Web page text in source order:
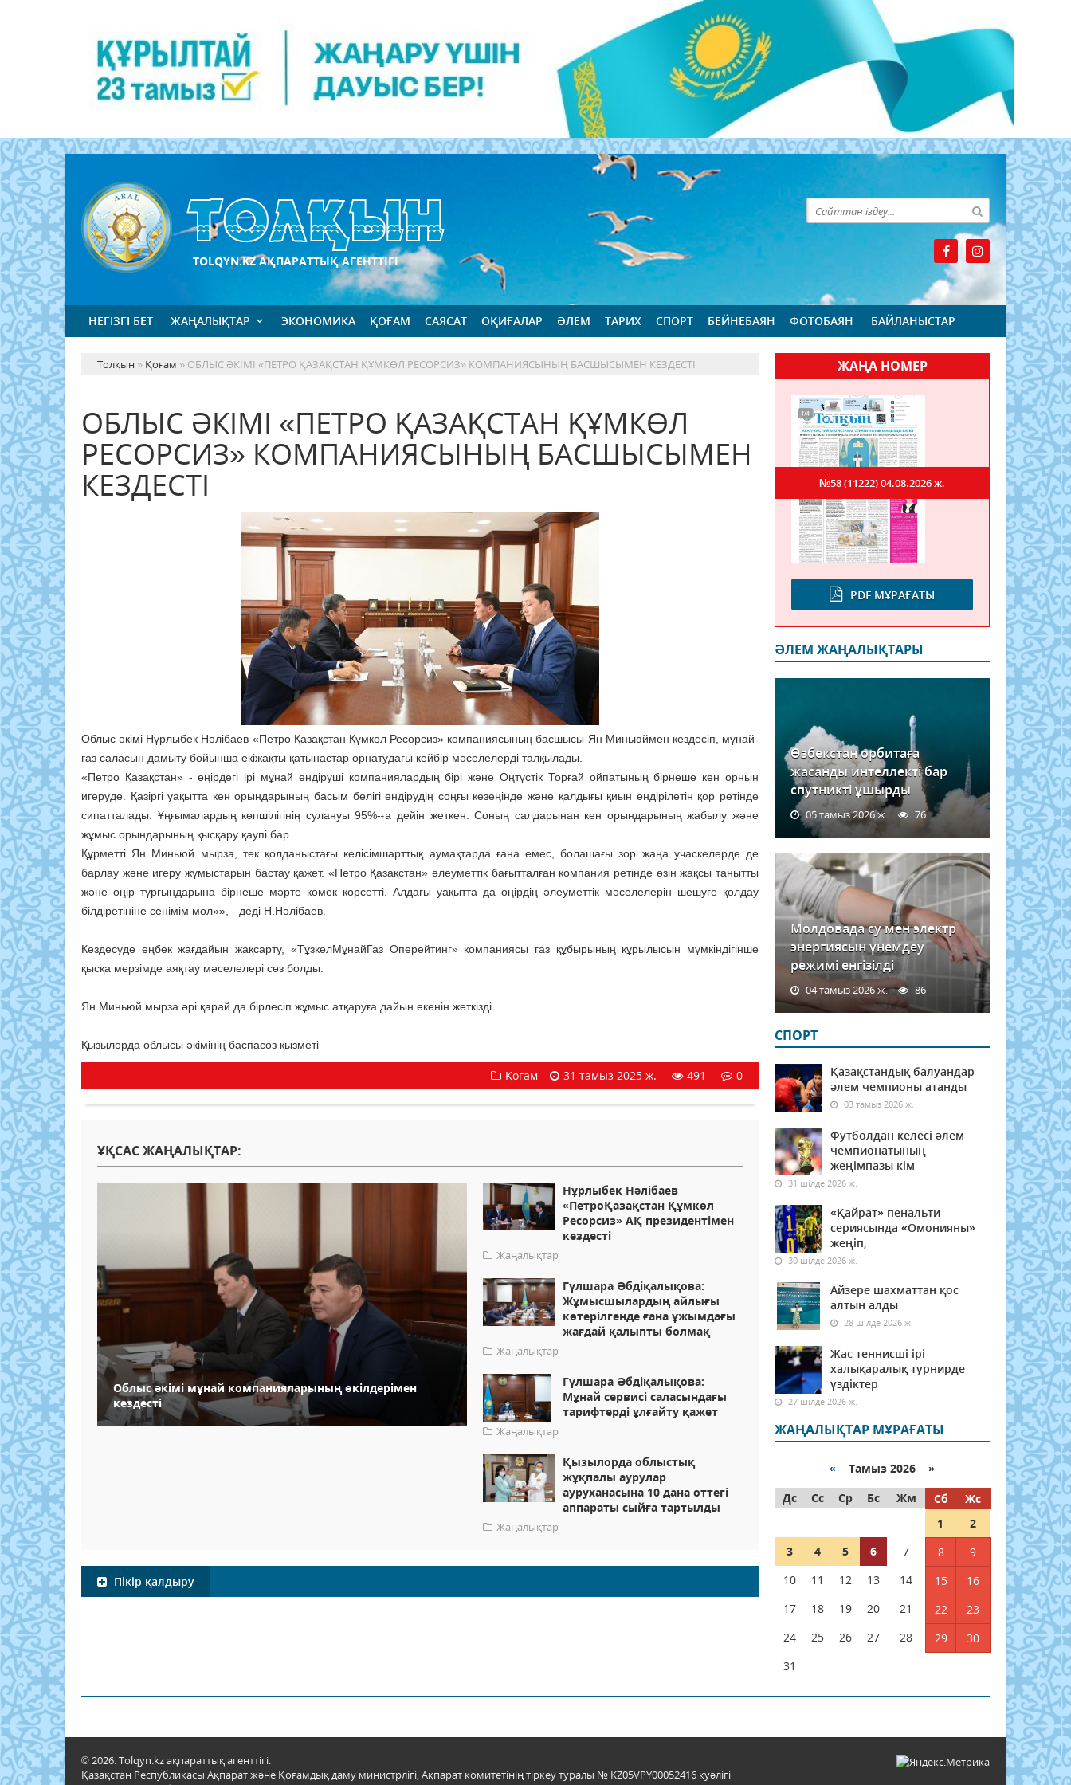
TOLQYN.KZ АҚПАРАТТЫҚ АГЕНТТІГІ
НЕГІЗГІ БЕТ ЖАҢАЛЫҚТАР ЭКОНОМИКА ҚОҒАМ САЯСАТ ОҚИҒАЛАР ӘЛЕМ ТАРИХ СПОРТ БЕЙНЕБАЯН ФОТОБАЯН БАЙЛАНЫСТАР
Толқын » Қоғам » ОБЛЫС ӘКІМІ «ПЕТРО ҚАЗАҚСТАН ҚҰМКӨЛ РЕСОРСИЗ» КОМПАНИЯСЫНЫҢ БАСШЫСЫМЕН КЕЗДЕСТІ
ОБЛЫС ӘКІМІ «ПЕТРО ҚАЗАҚСТАН ҚҰМКӨЛ
РЕСОРСИЗ» КОМПАНИЯСЫНЫҢ БАСШЫСЫМЕН
КЕЗДЕСТІ
Облыс әкімі Нұрлыбек Нәлібаев «Петро Қазақстан Құмкөл Ресорсиз» компаниясының басшысы Ян Миньюймен кездесіп, мұнай-
газ саласын дамыту бойынша екіжақты қатынастар орнатудағы кейбір мәселелерді талқылады.
«Петро Қазақстан» - өңірдегі ірі мұнай өндіруші компаниялардың бірі және Оңтүстік Торғай ойпатының бірнеше кен орнын
игеруде. Қазіргі уақытта кен орындарының басым бөлігі өндірудің соңғы кезеңінде және қалдығы қиын өндірілетін қор ретінде
сипатталады. Ұңғымалардың көпшілігінің сулануы 95%-ға дейін жеткен. Соның салдарынан кен орындарының жабылу және
жұмыс орындарының қысқару қаупі бар.
Құрметті Ян Миньюй мырза, тек қолданыстағы келісімшарттық аумақтарда ғана емес, болашағы зор жаңа учаскелерде де
барлау және игеру жұмыстарын бастау қажет. «Петро Қазақстан» әлеуметтік бағытталған компания ретінде өзін жақсы танытты
және өңір тұрғындарына бірнеше мәрте көмек көрсетті. Алдағы уақытта да өңірдің әлеуметтік мәселелерін шешуге қолдау
білдіретініне сенімім мол»», - деді Н.Нәлібаев.
Кездесуде еңбек жағдайын жақсарту, «ТұзкөлМұнайГаз Оперейтинг» компаниясы газ құбырының құрылысын мүмкіндігінше
қысқа мерзімде аяқтау мәселелері сөз болды.
Ян Миньюй мырза әрі қарай да бірлесіп жұмыс атқаруға дайын екенін жеткізді.
Қызылорда облысы әкімінің баспасөз қызметі
Қоғам 31 тамыз 2025 ж. 491 0
ҰҚСАС ЖАҢАЛЫҚТАР:
Облыс әкімі мұнай компанияларының өкілдерімен
кездесті
Нұрлыбек Нәлібаев
«ПетроҚазақстан Құмкөл
Ресорсиз» АҚ президентімен
кездесті
Жаңалықтар
Гүлшара Әбдіқалықова:
Жұмысшылардың айлығы
көтерілгенде ғана ұжымдағы
жағдай қалыпты болмақ
Жаңалықтар
Гүлшара Әбдіқалықова:
Мұнай сервисі саласындағы
тарифтерді ұлғайту қажет
Жаңалықтар
Қызылорда облыстық
жұқпалы аурулар
ауруханасына 10 дана оттегі
аппараты сыйға тартылды
Жаңалықтар
Пікір қалдыру
ЖАҢА НОМЕР
PDF МҰРАҒАТЫ
№58 (11222)04.08.2026 ж.
ӘЛЕМ ЖАҢАЛЫҚТАРЫ
Өзбекстан орбитаға
жасанды интеллекті бар
спутникті ұшырды
05 тамыз 2026 ж. 76
Молдовада су мен электр
энергиясын үнемдеу
режимі енгізілді
04 тамыз 2026 ж. 86
СПОРТ
Қазақстандық балуандар
әлем чемпионы атанды
03 тамыз 2026 ж.
Футболдан келесі әлем
чемпионатының
жеңімпазы кім
31 шілде 2026 ж.
«Қайрат» пенальти
сериясында «Омонияны»
жеңіп,
30 шілде 2026 ж.
Айзере шахматтан қос
алтын алды
28 шілде 2026 ж.
Жас теннисші ірі
халықаралық турнирде
үздіктер
27 шілде 2026 ж.
ЖАҢАЛЫҚТАР МҰРАҒАТЫ
« Тамыз 2026 »
Дс
Сс Ср Бс Жм Сб
Жс
1
2
3
4 5 6 7 8
9
10
11 12 13 14 15
16
17
18 19 20 21 22
23
24
25 26 27 28 29
30
31
© 2026. Tolqyn.kz ақпараттық агенттігі.
Қазақстан Республикасы Ақпарат және Қоғамдық даму министрлігі, Ақпарат комитетінің тіркеу туралы № KZ05VPY00052416 куәлігі